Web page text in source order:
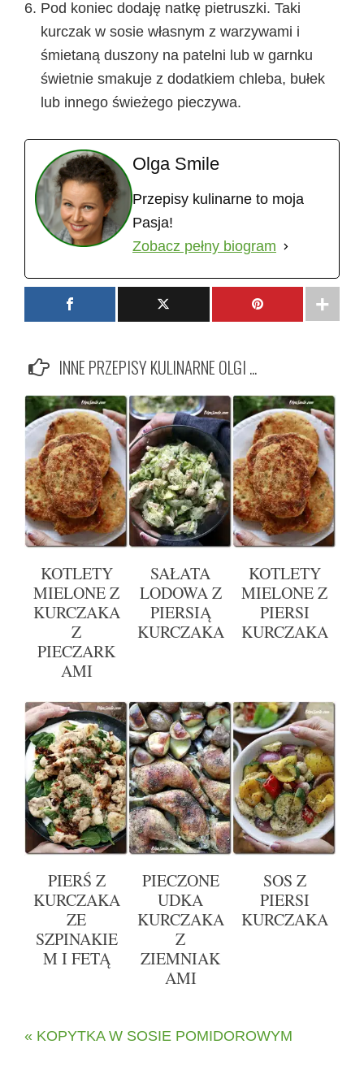
Pod koniec dodaję natkę pietruszki. Taki
kurczak w sosie własnym z warzywami i
śmietaną duszony na patelni lub w garnku
świetnie smakuje z dodatkiem chleba, bułek
lub innego świeżego pieczywa.
Olga Smile
Przepisy kulinarne to moja
Pasja!
Zobacz pełny biogram
INNE PRZEPISY KULINARNE OLGI ...
KOTLETY
MIELONE Z
KURCZAKA
Z
PIECZARK
AMI
SAŁATA
LODOWA Z
PIERSIĄ
KURCZAKA
KOTLETY
MIELONE Z
PIERSI
KURCZAKA
PIERŚ Z
KURCZAKA
ZE
SZPINAKIE
M I FETĄ
PIECZONE
UDKA
KURCZAKA
Z
ZIEMNIAK
AMI
SOS Z
PIERSI
KURCZAKA
« KOPYTKA W SOSIE POMIDOROWYM